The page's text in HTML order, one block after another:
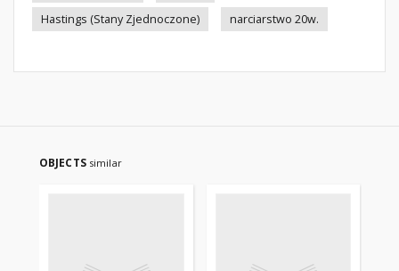
Hastings (Stany Zjednoczone)
narciarstwo 20w.
OBJECTS similar